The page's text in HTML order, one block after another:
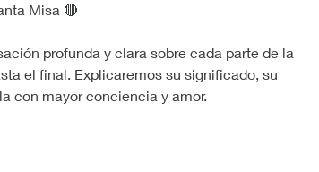
Misa 🔴
profunda y clara sobre cada parte de la
el final. Explicaremos su significado, su
con mayor conciencia y amor.